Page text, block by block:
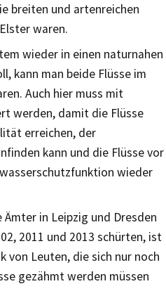
breiten und artenreichen
waren.
wieder in einen naturnahen
kann man beide Flüsse im
Auch hier muss mit
werden, damit die Flüsse
erreichen, der
kann und die Flüsse vor
wieder
Ämter in Leipzig und Dresden
2011 und 2013 schürten, ist
von Leuten, die sich nur noch
gezähmt werden müssen